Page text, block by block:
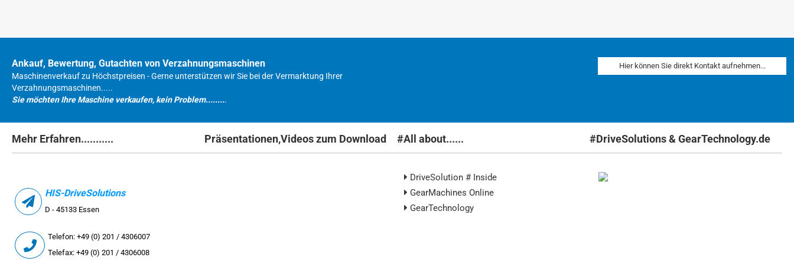
Ankauf, Bewertung, Gutachten von Verzahnungsmaschinen
Maschinenverkauf zu Höchstpreisen - Gerne unterstützen wir Sie bei der Vermarktung Ihrer
Verzahnungsmaschinen.....
Sie möchten Ihre Maschine verkaufen, kein Problem.........
Hier können Sie direkt Kontakt aufnehmen...
Mehr Erfahren...........
HIS-DriveSolutions
D - 45133 Essen
Telefon: +49 (0) 201 / 4306007
Telefax: +49 (0) 201 / 4306008
Präsentationen,Videos zum Download #All about......
DriveSolution # Inside
GearMachines Online
GearTechnology
#DriveSolutions & GearTechnology.de